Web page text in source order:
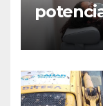
Infantil
Cuenca